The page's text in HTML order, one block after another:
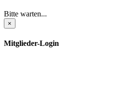
Bitte warten...
×
Mitglieder-Login